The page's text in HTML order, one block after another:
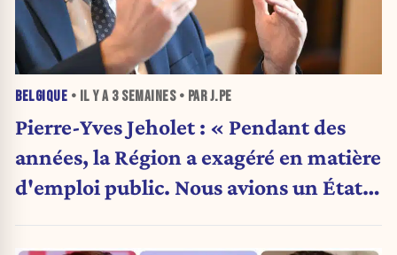
BELGIQUE • IL Y A 3 SEMAINES• PAR J.PE
Pierre-Yves Jeholet : « Pendant des
années, la Région a exagéré en matière
d'emploi public. Nous avions un État